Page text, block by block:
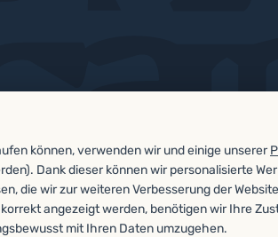
können, verwenden wir und einige unserer
Dank dieser können wir personalisierte
die wir zur weiteren Verbesserung der
angezeigt werden, benötigen wir Ihre
mit Ihren Daten umzugehen.